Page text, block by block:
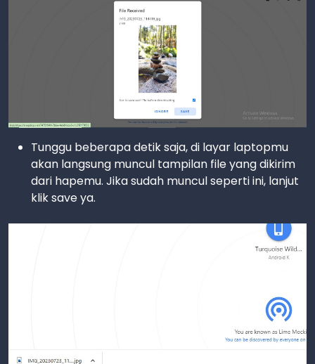
Tunggu beberapa detik saja, di layar laptopmu
akan langsung muncul tampilan file yang dikirim
dari hapemu. Jika sudah muncul seperti ini, lanjut
klik save ya.